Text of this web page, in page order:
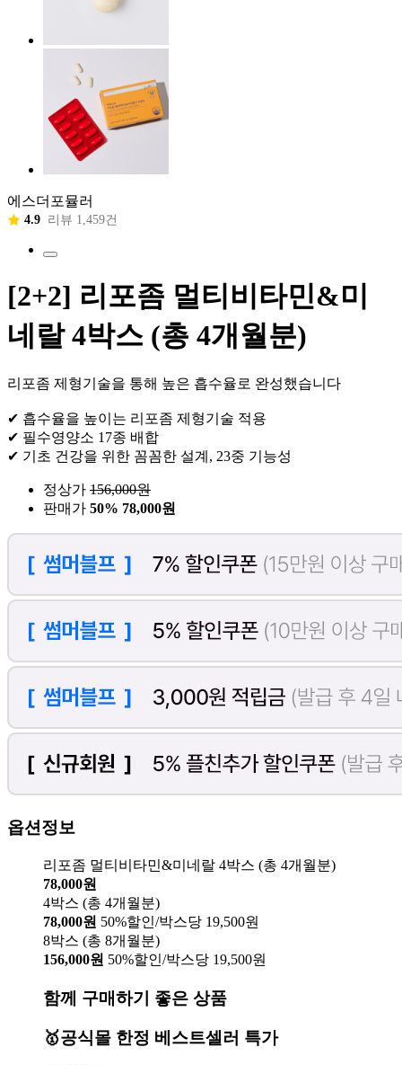
에스더포뮬러
4.9 리뷰 1,459건
[2+2] 리포좀 멀티비타민&미
네랄 4박스 (총 4개월분)
리포좀 제형기술을 통해 높은 흡수율로 완성했습니다
✔ 흡수율을 높이는 리포좀 제형기술 적용
✔ 필수영양소 17종 배합
✔ 기초 건강을 위한 꼼꼼한 설계, 23중 기능성
정상가 156,000원
판매가 50% 78,000원
옵션정보
리포좀 멀티비타민&미네랄 4박스 (총 4개월분)
78,000원
4박스 (총 4개월분)
78,000원 50%할인/박스당 19,500원
8박스 (총 8개월분)
156,000원 50%할인/박스당 19,500원
함께 구매하기 좋은 상품
🥇공식몰 한정 베스트셀러 특가